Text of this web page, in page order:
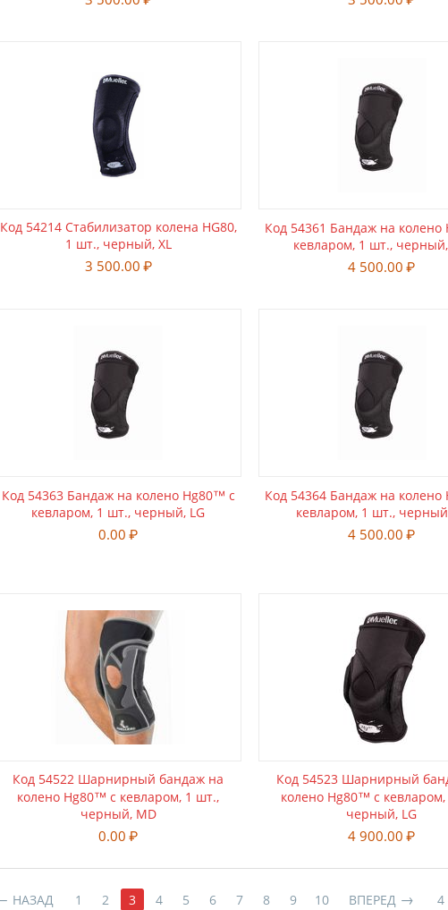
Код 54214 Стабилизатор колена HG80,
1 шт., черный, XL
3 500.00 ₽
Код 54361 Бандаж на колено
кевларом, 1 шт.,
4 500.00 ₽
Код 54363 Бандаж на колено Hg80™ с
кевларом, 1 шт., черный, LG
0.00 ₽
Код 54364 Бандаж на колено
кевларом, 1 шт.,
4 500.00 ₽
Код 54522 Шарнирный бандаж на
колено Hg80™ с кевларом, 1 шт.,
черный, MD
0.00 ₽
Код 54523 Шарнирный
колено Hg80™ с
черный, LG
4 900.00 ₽
НАЗАД 1 2 3 4 5 6 7 8 9 10 ВПЕРЕД 4